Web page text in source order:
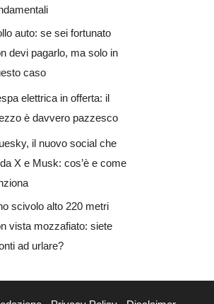
auto: se sei fortunato
devi pagarlo, ma solo in
caso
elettrica in offerta: il
è davvero pazzesco
il nuovo social che
X e Musk: cos’è e come
scivolo alto 220 metri
vista mozzafiato: siete
ad urlare?